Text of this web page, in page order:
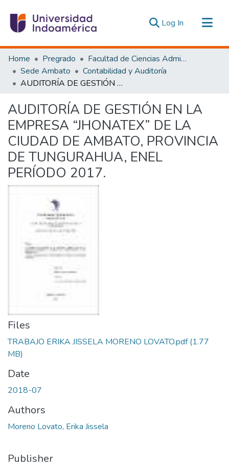
Log In (current)
Communities & Collections
All of DSpace
Statistics
Estadísticas Externas
Home Pregrado
Facultad de Ciencias Administrativas y Económicas
Sede Ambato
Contabilidad y Auditoría
AUDITORÍA DE GESTIÓN EN LA EMPRESA “JHONATEX” DE LA CIUDAD DE AMBATO, PROVINCIA DE TUNGURAHUA, ENEL PERÍODO 2017.
AUDITORÍA DE GESTIÓN EN LA
EMPRESA “JHONATEX” DE LA
CIUDAD DE AMBATO, PROVINCIA
DE TUNGURAHUA, ENEL
PERÍODO 2017.
Files
TRABAJO ERIKA JISSELA MORENO LOVATO.pdf(1.77
MB)
Date
2018-07
Authors
Moreno Lovato, Erika Jissela
Publisher